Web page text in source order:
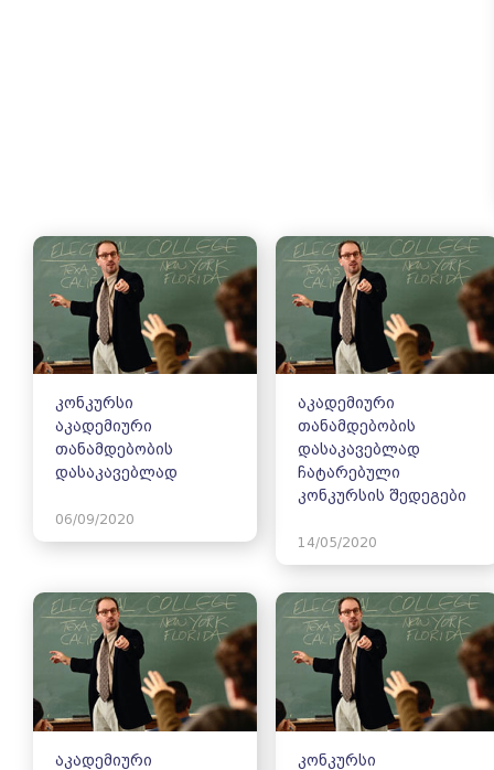
კონკურსი
აკადემიური
თანამდებობის
დასაკავებლად
06/09/2020
აკადემიური
თანამდებობის
დასაკავებლად
ჩატარებული
კონკურსის შედეგები
14/05/2020
აკადემიური
კონკურსი